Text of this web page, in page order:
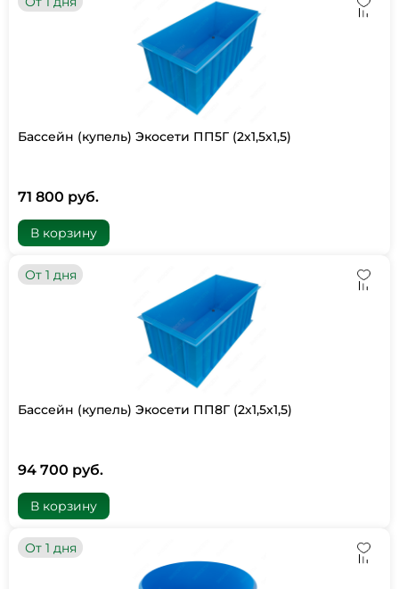
Бассейн (купель) Экосети ПП5Г (2х1,5х1,5)
71 800 руб.
В корзину
От 1 дня
Бассейн (купель) Экосети ПП8Г (2х1,5х1,5)
94 700 руб.
В корзину
От 1 дня